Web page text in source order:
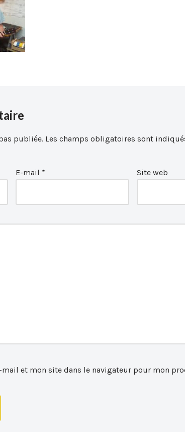
publiée. Les champs obligatoires sont
E-mail * Site web
et mon site dans le navigateur pour mon